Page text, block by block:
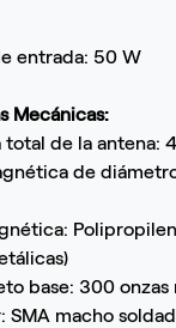
entrada: 50 W
Mecánicas:
de la antena:
de
base: 300 onzas
SMA macho